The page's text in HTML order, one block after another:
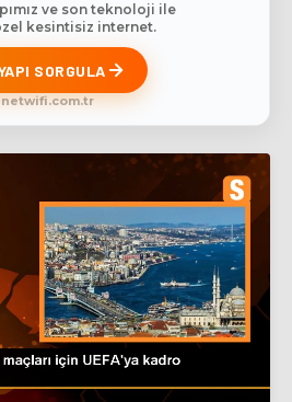
ve son teknoloji ile
kesintisiz internet.
SORGULA
netwifi.com.tr